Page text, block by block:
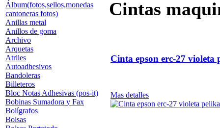
Álbum(fotos,sellos,monedas
cantoneras fotos)
Anillas metal
Anillos de goma
Archivo
Arquetas
Atriles
Autoadhesivos
Bandoleras
Billeteros
Bloc Notas Adhesivas (pos-it)
Bobinas Sumadora y Fax
Bolígrafos
Bolsas
Cintas
Cinta epson erc-27 violeta
Mas detalles